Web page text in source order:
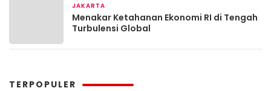
JAKARTA
Menakar Ketahanan Ekonomi RI di Tengah
Turbulensi Global
TERPOPULER